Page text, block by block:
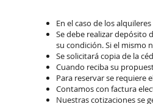
En el caso de los
Se debe realizar depósito
su condición. Si el mismo
Se solicitará copia de la
Cuando reciba su
Para reservar se requiere
Contamos con factura
Nuestras cotizaciones se